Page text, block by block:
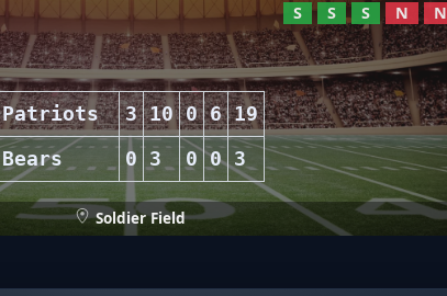
S S S N N
Patriots 3 10 0 6 19
Bears
0 3 0 0 3
Soldier Field